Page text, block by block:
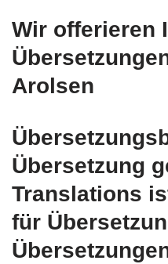
Wir offerieren
Arolsen
Übersetzung
Translations
für